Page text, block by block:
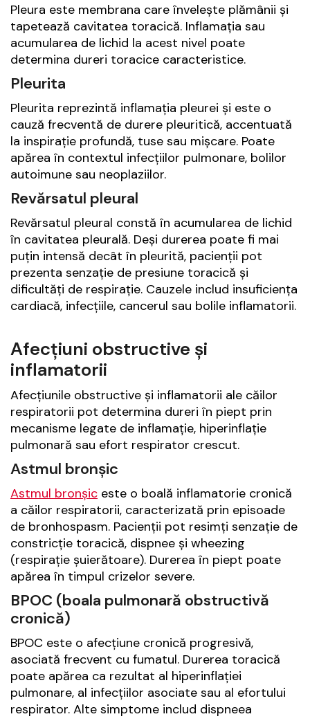
Pleura este membrana care învelește plămânii și
tapetează cavitatea toracică. Inflamația sau
acumularea de lichid la acest nivel poate
determina dureri toracice caracteristice.
Pleurita
Pleurita reprezintă inflamația pleurei și este o
cauză frecventă de durere pleuritică, accentuată
la inspirație profundă, tuse sau mișcare. Poate
apărea în contextul infecțiilor pulmonare, bolilor
autoimune sau neoplaziilor.
Revărsatul pleural
Revărsatul pleural constă în acumularea de lichid
în cavitatea pleurală. Deși durerea poate fi mai
puțin intensă decât în pleurită, pacienții pot
prezenta senzație de presiune toracică și
dificultăți de respirație. Cauzele includ insuficiența
cardiacă, infecțiile, cancerul sau bolile inflamatorii.
Afecțiuni obstructive și
inflamatorii
Afecțiunile obstructive și inflamatorii ale căilor
respiratorii pot determina dureri în piept prin
mecanisme legate de inflamație, hiperinflație
pulmonară sau efort respirator crescut.
Astmul bronșic
Astmul bronșic este o boală inflamatorie cronică
a căilor respiratorii, caracterizată prin episoade
de bronhospasm. Pacienții pot resimți senzație de
constricție toracică, dispnee și wheezing
(respirație șuierătoare). Durerea în piept poate
apărea în timpul crizelor severe.
BPOC (boala pulmonară obstructivă
cronică)
BPOC este o afecțiune cronică progresivă,
asociată frecvent cu fumatul. Durerea toracică
poate apărea ca rezultat al hiperinflației
pulmonare, al infecțiilor asociate sau al efortului
respirator. Alte simptome includ dispneea